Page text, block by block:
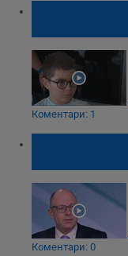
Коментари: 1
Коментари: 0